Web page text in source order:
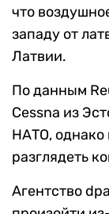
что
западу от
Латвии.
По данным
Cessna из
НАТО, однако
разглядеть
Агентство